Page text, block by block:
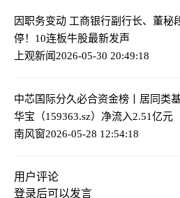
因职务变动 工商银行副行长、董秘
停！10连板牛股最新发声
上观新闻2026-05-30 20:49:18
中芯国际分久必合资金榜丨居同类
华宝（159363.sz）净流入2.51亿元
南风窗2026-05-28 12:54:18
用户评论
登录后可以发言